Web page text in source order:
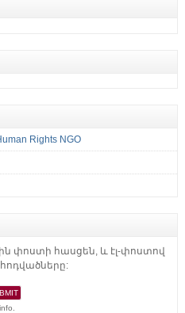
Rights NGO
փոստի հասցեն, և էլ-փոստով